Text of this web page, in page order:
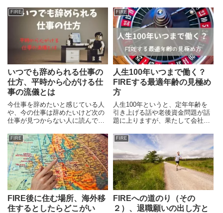
いくらになるのか試算してみまし
た。また受給額を増やすことがで
きる繰り下げ受給については、ど
のくらい繰り下げれば最適なのか
についても考えてみます。
FIRE
いつでも辞められる仕事の
仕方、平時から心がける仕
事の流儀とは
今仕事を辞めたいと感じている人
や、今の仕事は辞めたいけど次の
仕事が見つからない人に読んでい
ントやそれまでにやっておくべき
事を考えます。また、いつその時
が来てもよいように、日ごろから
準備しておきたい点や心がけにつ
いても。
FIRE
人生100年いつまで働く？
FIREする最適年齢の見極め
方
人生100年というと、定年年齢を
引き上げる話や老後資金問題が話
題に上りますが、果たして会社員
しょうか。50を過ぎると役職定年
や税金問題、いつまで健康でいら
れるかという問題もありますが、
40代だと準備不足や将来の不確実
性が気になります。
FIRE
FIRE後に住む場所、海外移
住するとしたらどこがい
FIRE
FIREへの道のり（その
２）、退職願いの出し方と